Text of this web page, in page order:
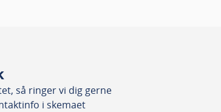
så ringer vi dig gerne
i skemaet